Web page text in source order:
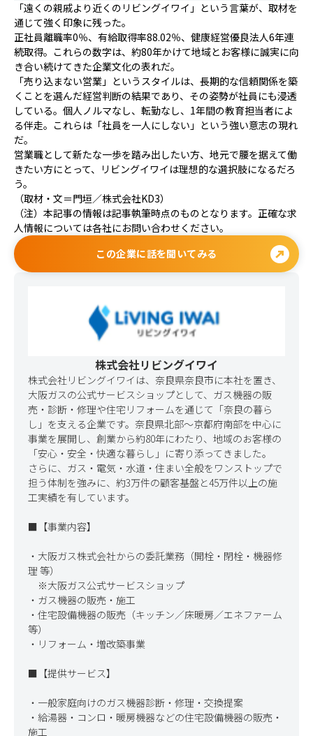
「遠くの親戚より近くのリビングイワイ」という言葉が、取材を
通じて強く印象に残った。
正社員離職率0％、有給取得率88.02％、健康経営優良法人6年連
続取得。これらの数字は、約80年かけて地域とお客様に誠実に向
き合い続けてきた企業文化の表れだ。
「売り込まない営業」というスタイルは、長期的な信頼関係を築
くことを選んだ経営判断の結果であり、その姿勢が社員にも浸透
している。個人ノルマなし、転勤なし、1年間の教育担当者によ
る伴走。これらは「社員を一人にしない」という強い意志の現れ
だ。
営業職として新たな一歩を踏み出したい方、地元で腰を据えて働
きたい方にとって、リビングイワイは理想的な選択肢になるだろ
う。
（取材・文＝門垣／株式会社KD3）
（注）本記事の情報は記事執筆時点のものとなります。正確な求
人情報については各社にお問い合わせください。
この企業に話を聞いてみる
outbound
株式会社リビングイワイ
株式会社リビングイワイは、奈良県奈良市に本社を置き、
大阪ガスの公式サービスショップとして、ガス機器の販
売・診断・修理や住宅リフォームを通じて「奈良の暮ら
し」を支える企業です。奈良県北部〜京都府南部を中心に
事業を展開し、創業から約80年にわたり、地域のお客様の
「安心・安全・快適な暮らし」に寄り添ってきました。
さらに、ガス・電気・水道・住まい全般をワンストップで
担う体制を強みに、約3万件の顧客基盤と45万件以上の施
工実績を有しています。
■【事業内容】
・大阪ガス株式会社からの委託業務（開栓・閉栓・機器修
理 等）
※大阪ガス公式サービスショップ
・ガス機器の販売・施工
・住宅設備機器の販売（キッチン／床暖房／エネファーム
等）
・リフォーム・増改築事業
■【提供サービス】
・一般家庭向けのガス機器診断・修理・交換提案
・給湯器・コンロ・暖房機器などの住宅設備機器の販売・
施工